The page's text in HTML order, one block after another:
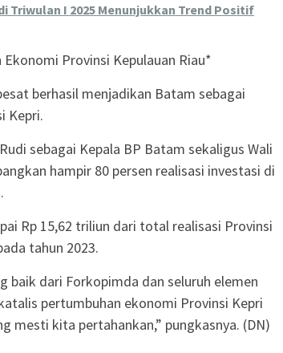
Triwulan I 2025 Menunjukkan Trend Positif
Provinsi Kepulauan Riau*
berhasil menjadikan Batam sebagai
Kepri.
sebagai Kepala BP Batam sekaligus Wali
hampir 80 persen realisasi investasi di
Rp 15,62 triliun dari total realisasi Provinsi
tahun 2023.
baik dari Forkopimda dan seluruh elemen
pertumbuhan ekonomi Provinsi Kepri
mesti kita pertahankan,” pungkasnya. (DN)